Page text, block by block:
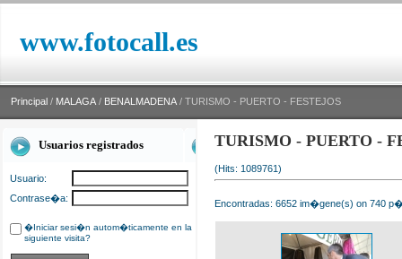
www.fotocall.es
Principal / MALAGA / BENALMADENA / TURISMO - PUERTO - FESTEJOS
Usuarios registrados
Usuario:
Contrase�a:
�Iniciar sesi�n autom�ticamente en la
siguiente visita?
TURISMO - PUERTO -
(Hits: 1089761)
Encontradas: 6652 im�gene(s) on 740